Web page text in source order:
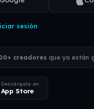
sesión
creadores que ya están
Descárgala en
App Store